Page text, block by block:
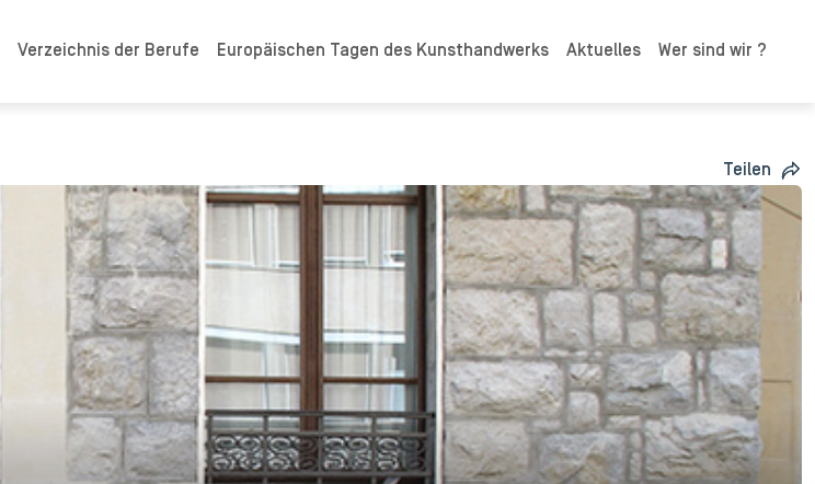
Verzeichnis der Berufe Europäischen Tagen des Kunsthandwerks Aktuelles Wer sind wir ?
Teilen